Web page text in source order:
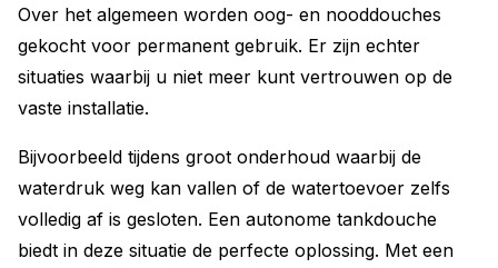
Over het algemeen worden oog- en nooddouches
gekocht voor permanent gebruik. Er zijn echter
situaties waarbij u niet meer kunt vertrouwen op de
vaste installatie.
Bijvoorbeeld tijdens groot onderhoud waarbij de
waterdruk weg kan vallen of de watertoevoer zelfs
volledig af is gesloten. Een autonome tankdouche
biedt in deze situatie de perfecte oplossing. Met een